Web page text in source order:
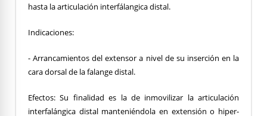
hasta la articulación interfálangica distal.
Indicaciones:
- Arrancamientos del extensor a nivel de su inserción en la
cara dorsal de la falange distal.
Efectos: Su finalidad es la de inmovilizar la articulación
interfalángica distal manteniéndola en extensión o hiper-